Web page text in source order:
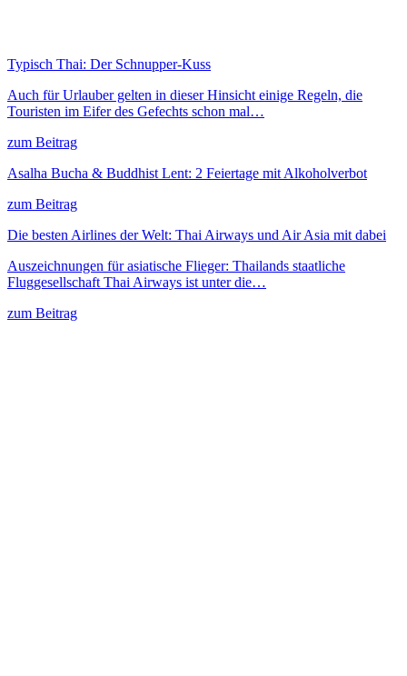
Typisch Thai: Der Schnupper-Kuss
Auch für Urlauber gelten in dieser Hinsicht einige Regeln, die
Touristen im Eifer des Gefechts schon mal…
zum Beitrag
Asalha Bucha & Buddhist Lent: 2 Feiertage mit Alkoholverbot
zum Beitrag
Die besten Airlines der Welt: Thai Airways und Air Asia mit dabei
Auszeichnungen für asiatische Flieger: Thailands staatliche
Fluggesellschaft Thai Airways ist unter die…
zum Beitrag